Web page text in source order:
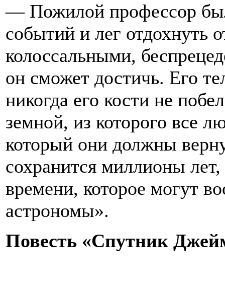
— Пожилой профессор
событий и лег отдохнуть
колоссальными,
он сможет достичь. Его
никогда его кости не
земной, из которого все
который они должны
сохранится миллионы
времени, которое могут
астрономы».
Повесть «Спутник